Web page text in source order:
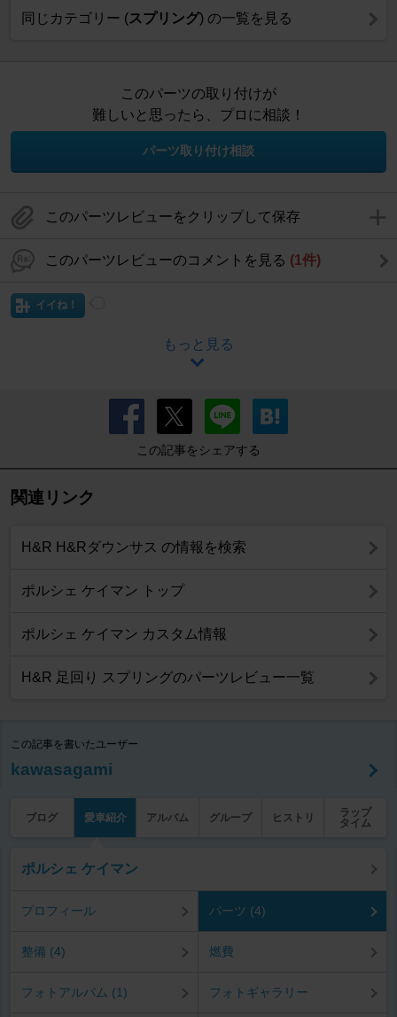
同じカテゴリー (スプリング) の一覧を見る
このパーツの取り付けが
難しいと思ったら、プロに相談！
パーツ取り付け相談
このパーツレビューをクリップして保存
このパーツレビューのコメントを見る (1件)
イイね！
もっと見る
この記事をシェアする
関連リンク
H&R H&Rダウンサス の情報を検索
ポルシェ ケイマン トップ
ポルシェ ケイマン カスタム情報
H&R 足回り スプリングのパーツレビュー一覧
この記事を書いたユーザー
kawasagami
ブログ 愛車紹介 アルバム グループ ヒストリ
ラップ
タイム
ポルシェ ケイマン
プロフィール パーツ (4)
整備 (4) 燃費
フォトアルバム (1) フォトギャラリー